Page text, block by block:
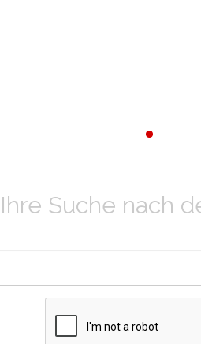
Suche nach